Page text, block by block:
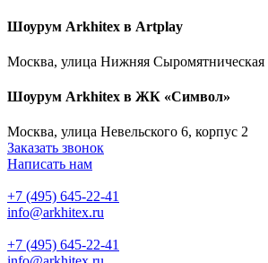
Шоурум Arkhitex в Artplay
Москва, улица Нижняя Сыромятническая
Шоурум Arkhitex в ЖК «Символ»
Москва, улица Невельского 6, корпус 2
Заказать звонок
Написать нам
+7 (495) 645-22-41
info@arkhitex.ru
+7 (495) 645-22-41